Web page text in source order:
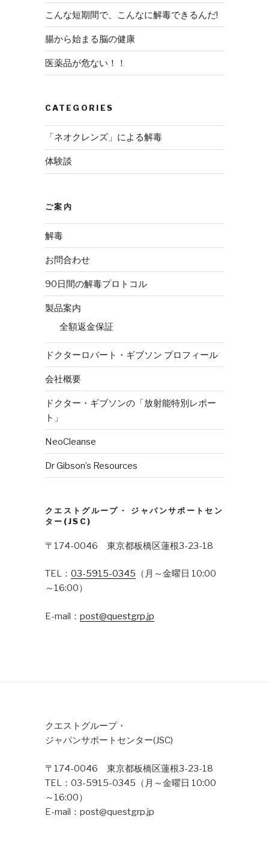
こんな短期間で、こんなに解毒できるんだ!
腸から始まる脳の健康
医薬品が危ない！！
CATEGORIES
「ネオクレンズ」による解毒
体験談
ご案内
解毒
お問合わせ
90日間の解毒プロトコル
製品案内
全額返金保証
ドクターロバート・ギブソン プロフィール
会社概要
ドクター・ギブソンの「放射能特別レポー
ト」
NeoCleanse
Dr Gibson’s Resources
クエストグループ・ ジャパンサポートセン
ター(JSC)
〒174-0046 東京都板橋区蓮根3-23-18
TEL： 03-5915-0345 （月～金曜日 10:00
～16:00）
E-mail： post@questgrp.jp
クエストグループ・
ジャパンサポートセンター(JSC)
〒174-0046 東京都板橋区蓮根3-23-18
TEL：03-5915-0345（月～金曜日 10:00
～16:00）
E-mail：post@questgrp.jp